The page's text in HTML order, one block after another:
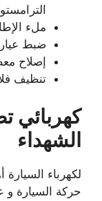
ملء
ضبط
إصلاح
تنظيف
كهربائي
الشهداء
لكهرباء السيارة
حركة السيارة و